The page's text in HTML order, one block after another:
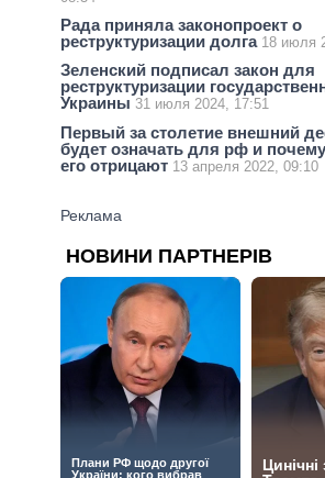
Рада приняла законопроект о
реструктуризации долга 18 июля
Зеленский подписал закон для
реструктуризации
Украины 31 июля 2024, 17:51
Первый за столетие внешний
будет означать для рф и
его отрицают 13 апреля 2022, 09:10